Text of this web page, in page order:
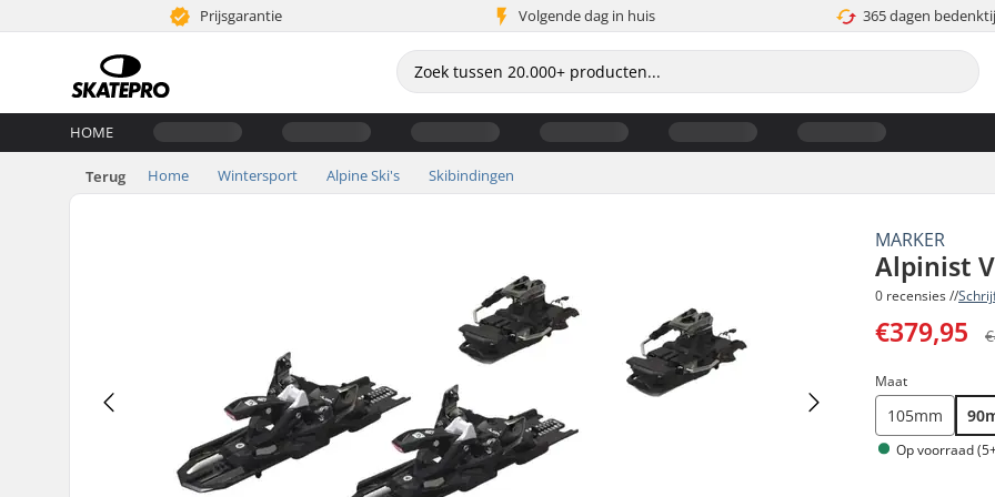
Prijsgarantie Volgende dag in huis 365 dagen
HOME
Terug Home Wintersport Alpine Ski's Skibindingen
MARKER
Alpinist
0 recensies //
€379,95
Maat
105mm
Op voorraad